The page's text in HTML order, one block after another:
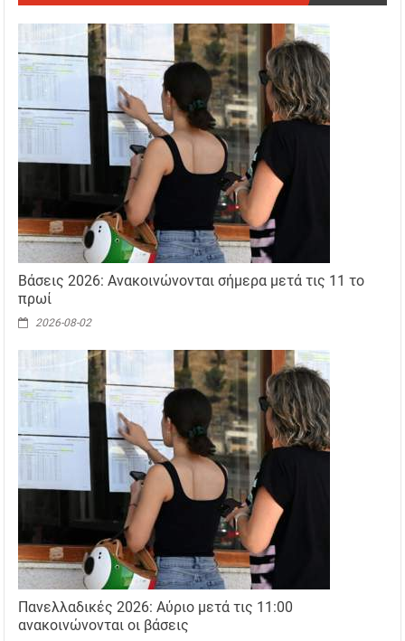
Βάσεις 2026: Ανακοινώνονται σήμερα μετά τις 11 το
πρωί
2026-08-02
Πανελλαδικές 2026: Αύριο μετά τις 11:00
ανακοινώνονται οι βάσεις